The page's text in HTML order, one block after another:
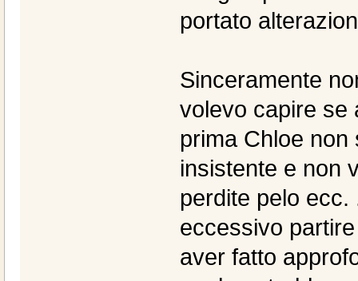
portato
Sinceramente
volevo capire se
prima Chloe non
insistente e non
perdite pelo ecc.
eccessivo
aver fatto